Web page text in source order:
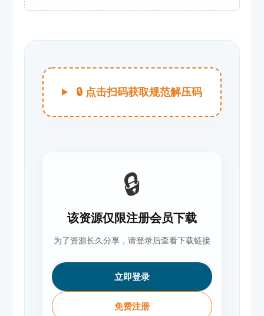
🔒 点击扫码获取规范解压码
🔒
该资源仅限注册会员下载
为了资源长久分享，请登录后查看下载链接
立即登录
免费注册